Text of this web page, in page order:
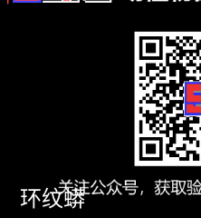
环纹蟒